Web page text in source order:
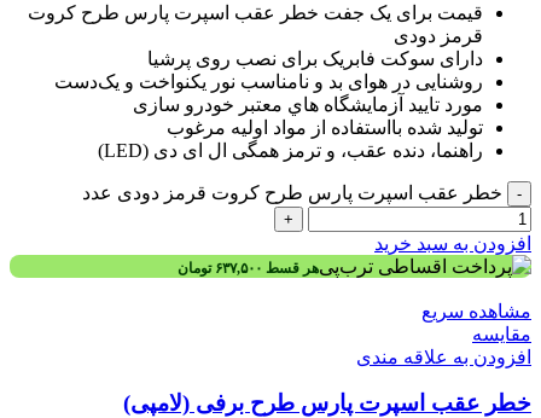
قیمت برای یک جفت خطر عقب اسپرت پارس طرح کروت
قرمز دودی
دارای سوکت فابریک برای نصب روی پرشیا
روشنایی در هوای بد و نامناسب نور یکنواخت و یک‌دست
مورد تاييد آزمايشگاه هاي معتبر خودرو سازی
توليد شده بااستفاده از مواد اوليه مرغوب
راهنما، دنده عقب، و ترمز همگی ال ای دی (LED)
- خطر عقب اسپرت پارس طرح کروت قرمز دودی عدد
+
افزودن به سبد خرید
هر قسط ۶۳۷,۵۰۰ تومان
مشاهده سریع
مقایسه
افزودن به علاقه مندی
خطر عقب اسپرت پارس طرح برفی (لامپی)